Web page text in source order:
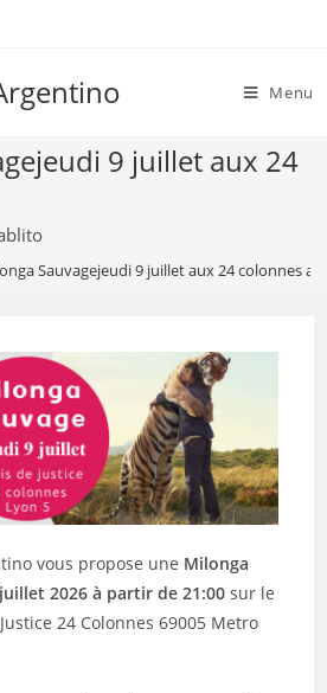
Menu
9 juillet aux 24
Sauvagejeudi 9 juillet aux 24 colonnes
vous propose une Milonga
juillet 2026 à partir de 21:00 sur le
24 Colonnes 69005 Metro